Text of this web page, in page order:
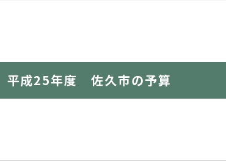
平成25年度 佐久市の予算